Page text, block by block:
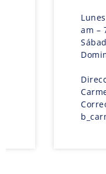
Lunes a
am – 7:00 pm
Sábado de
Domingos y
Dirección:
Carmen Edificio
Correo